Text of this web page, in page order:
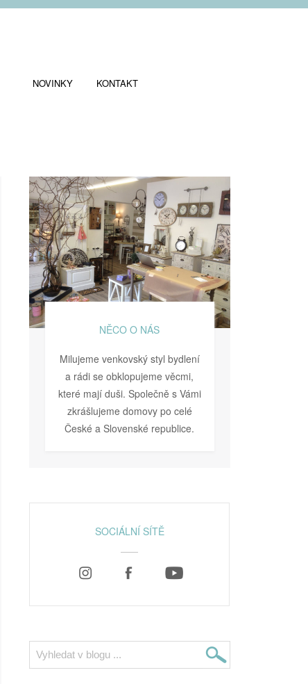
NOVINKY KONTAKT
NĚCO O NÁS
Milujeme venkovský styl bydlení
a rádi se obklopujeme věcmi,
které mají duši. Společně s Vámi
zkrášlujeme domovy po celé
České a Slovenské republice.
SOCIÁLNÍ SÍTĚ